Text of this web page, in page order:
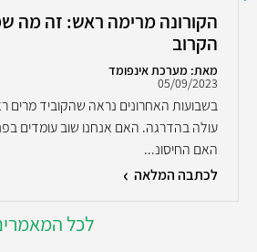
הקורונה מרימה ראש: זה מה
הקרוב
מאת: מערכת אינפומד
05/09/2023
בשבועות האחרונים נראה שהקוביד מרים
עולה בהדרגה. האם אנחנו שוב עומדים
האם החיסונ...
לכתבה המלאה
לכל